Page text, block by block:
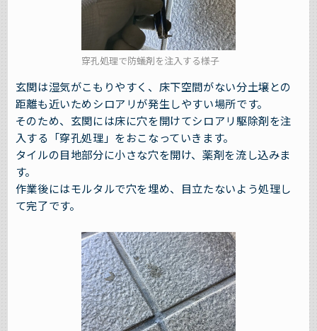
穿孔処理で防蟻剤を注入する様子
玄関は湿気がこもりやすく、床下空間がない分土壌との
距離も近いためシロアリが発生しやすい場所です。
そのため、玄関には床に穴を開けてシロアリ駆除剤を注
入する「穿孔処理」をおこなっていきます。
タイルの目地部分に小さな穴を開け、薬剤を流し込みま
す。
作業後にはモルタルで穴を埋め、目立たないよう処理し
て完了です。